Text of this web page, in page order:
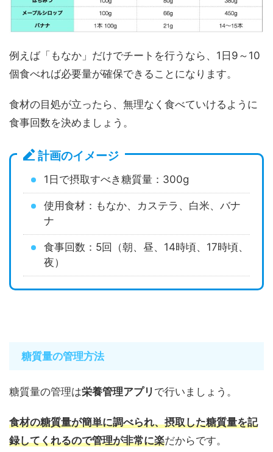
例えば「もなか」だけでチートを行うなら、1日9～10
個食べれば必要量が確保できることになります。
食材の目処が立ったら、無理なく食べていけるように
食事回数を決めましょう。
計画のイメージ
1日で摂取すべき糖質量：300g
使用食材：もなか、カステラ、白米、バナ
ナ
食事回数：5回（朝、昼、14時頃、17時頃、
夜）
糖質量の管理方法
糖質量の管理は栄養管理アプリ で行いましょう。
食材の糖質量が簡単に調べられ、摂取した糖質量を記
録してくれるので管理が非常に楽だからです。